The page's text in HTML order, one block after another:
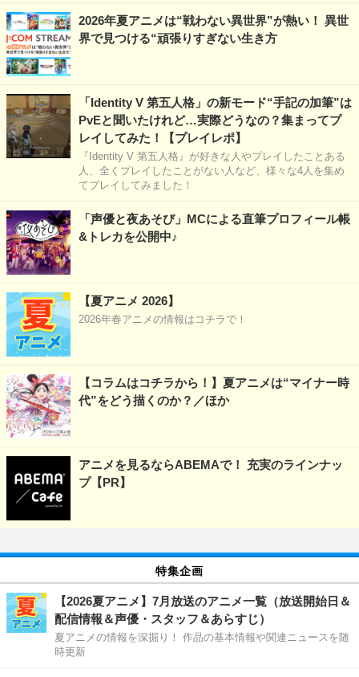
2026年夏アニメは“戦わない異世界”が熱い！ 異世
界で見つける“頑張りすぎない生き方
「Identity V 第五人格」の新モード“手記の加筆”は
PvEと聞いたけれど…実際どうなの？集まってプ
レイしてみた！【プレイレポ】
『Identity V 第五人格』が好きな人やプレイしたことある
人、全くプレイしたことがない人など、様々な4人を集め
てプレイしてみました！
「声優と夜あそび」MCによる直筆プロフィール帳
&トレカを公開中♪
【夏アニメ 2026】
2026年春アニメの情報はコチラで！
【コラムはコチラから！】夏アニメは“マイナー時
代”をどう描くのか？／ほか
アニメを見るならABEMAで！ 充実のラインナッ
プ【PR】
特集企画
【2026夏アニメ】7月放送のアニメ一覧（放送開始日＆
配信情報＆声優・スタッフ＆あらすじ）
夏アニメの情報を深掘り！ 作品の基本情報や関連ニュースを随
時更新